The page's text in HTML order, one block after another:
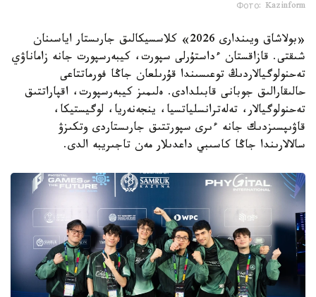
Фото: Kazinform
«بولاشاق ويىندارى 2026» كلاسسيكالىق جارىستار اياسىنان
شىقتى. قازاقستان ءداستۇرلى سپورت، كيبەرسپورت جانە زاماناۋي
تەحنولوگيالاردىڭ توعىسىندا قۇرىلعان جاڭا فورماتتاعى
حالىقارالىق جوبانى قابىلدادى. ەلىمىز كيبەرسپورت، اقپاراتتىق
تەحنولوگيالار، تەلەترانسلياتسيا، ينجەنەريا، لوگيستيكا،
قاۋىپسىزدىك جانە ءىرى سپورتتىق جارىستاردى وتكىزۋ
سالالارىندا جاڭا كاسىبي داعدىلار مەن تاجىريبە الدى.